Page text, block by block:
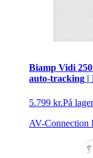
Biamp Vidi
auto-tracking
5.799 kr.På lager
AV-Connection